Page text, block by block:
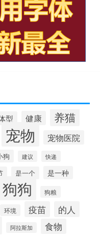
型 健康 养猫
宠物 宠物医院
狗 建议 快递
是一个 是一种
狗狗 狗粮
环境 疫苗 的人
阿拉斯加 食物